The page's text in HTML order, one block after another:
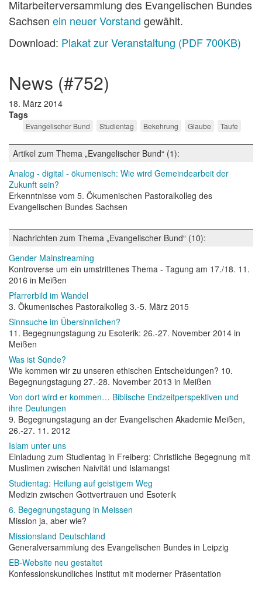
Mitarbeiterversammlung des Evangelischen Bundes
Sachsen ein neuer Vorstand gewählt.
Download: Plakat zur Veranstaltung (PDF 700KB)
news (#752)
18. März 2014
Tags
Evangelischer Bund Studientag Bekehrung Glaube Taufe
Artikel zum Thema „Evangelischer Bund“ (1):
Analog - digital - ökumenisch: Wie wird Gemeindearbeit der
Zukunft sein?
Erkenntnisse vom 5. Ökumenischen Pastoralkolleg des
Evangelischen Bundes Sachsen
Nachrichten zum Thema „Evangelischer Bund“ (10):
Gender Mainstreaming
Kontroverse um ein umstrittenes Thema - Tagung am 17./18. 11.
2016 in Meißen
Pfarrerbild im Wandel
3. Ökumenisches Pastoralkolleg 3.-5. März 2015
Sinnsuche im Übersinnlichen?
11. Begegnungstagung zu Esoterik: 26.-27. November 2014 in
Meißen
Was ist Sünde?
Wie kommen wir zu unseren ethischen Entscheidungen? 10.
Begegnungstagung 27.-28. November 2013 in Meißen
Von dort wird er kommen… Biblische Endzeitperspektiven und
ihre Deutungen
9. Begegnungstagung an der Evangelischen Akademie Meißen,
26.-27. 11. 2012
Islam unter uns
Einladung zum Studientag in Freiberg: Christliche Begegnung mit
Muslimen zwischen Naivität und Islamangst
Studientag: Heilung auf geistigem Weg
Medizin zwischen Gottvertrauen und Esoterik
6. Begegnungstagung in Meissen
Mission ja, aber wie?
Missionsland Deutschland
Generalversammlung des Evangelischen Bundes in Leipzig
EB-Website neu gestaltet
Konfessionskundliches Institut mit moderner Präsentation